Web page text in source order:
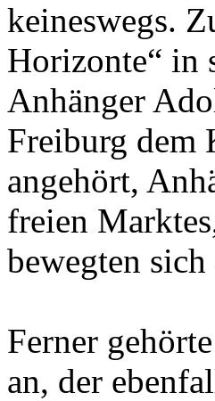
keineswegs.
Horizonte“ in
Anhänger
Freiburg dem
angehört,
freien
bewegten
Ferner
an, der